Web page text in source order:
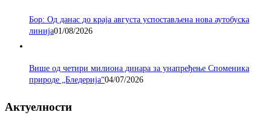
Бор: Од данас до краја августа успостављена нова аутобуска
линија01/08/2026
Више од четири милиона динара за унапређење Споменика
природе „Бледерија“04/07/2026
Актуелности